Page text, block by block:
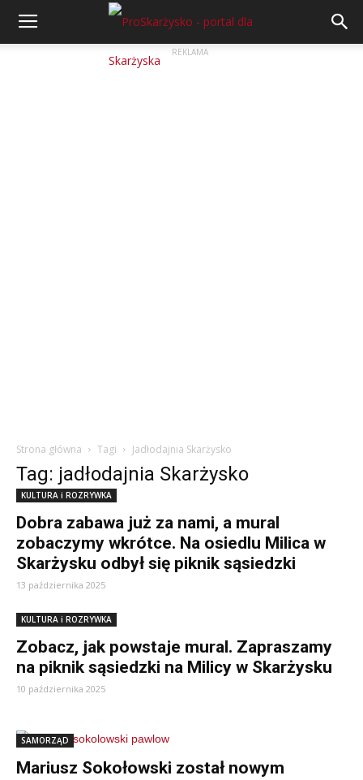
REKLAMA
Strona główna Tagi Jadłodajnia Skarżysko
Tag: jadłodajnia Skarżysko
KULTURA i ROZRYWKA
Dobra zabawa już za nami, a mural
zobaczymy wkrótce. Na osiedlu Milica w
Skarżysku odbył się piknik sąsiedzki
13 października 2025
KULTURA i ROZRYWKA
Zobacz, jak powstaje mural. Zapraszamy
na piknik sąsiedzki na Milicy w Skarżysku
10 października 2025
SAMORZĄD
Mariusz Sokołowski został nowym